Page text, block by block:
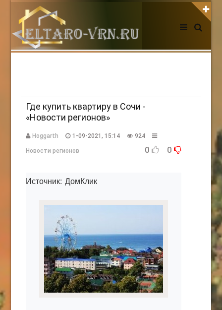
АВТОРИЗАЦИЯ НА САЙТЕ
Регистрация
КАК С НАМИ СВЯЗАТЬСЯ
Edgarpo26@gmail.com
axin.ed@yandex.ru
Где купить квартиру в Сочи -
«Новости регионов»
Hoggarth 1-09-2021, 15:14 924
Новости регионов 0 0
Источник: ДомКлик